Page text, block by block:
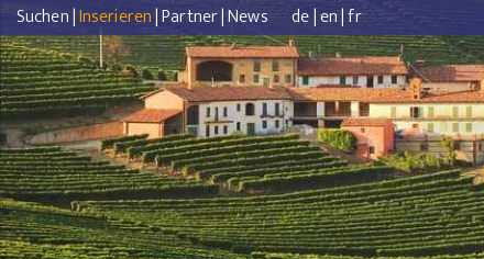
Suchen|Inserieren|Partner|News de|en|fr